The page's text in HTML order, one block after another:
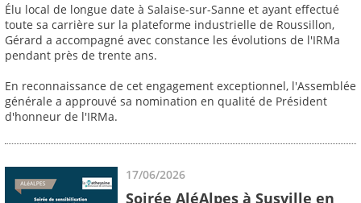
Élu local de longue date à Salaise-sur-Sanne et ayant effectué
toute sa carrière sur la plateforme industrielle de Roussillon,
Gérard a accompagné avec constance les évolutions de l'IRMa
pendant près de trente ans.
En reconnaissance de cet engagement exceptionnel, l'Assemblée
générale a approuvé sa nomination en qualité de Président
d'honneur de l'IRMa.
17/06/2026
Soirée AléAlpes à Susville en